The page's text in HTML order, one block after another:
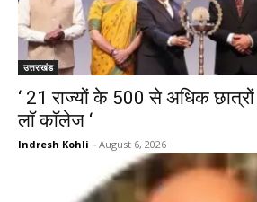
उत्तराखंड
‘ 21 राज्यों के 500 से अधिक
लाॅ काॅलेज ‘
Indresh Kohli - August 6, 2026